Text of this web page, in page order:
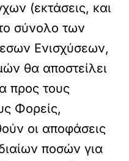
(εκτάσεις, και
σύνολο των
Ενισχύσεων,
θα αποστείλει
προς τους
Φορείς,
οι αποφάσεις
ποσών για